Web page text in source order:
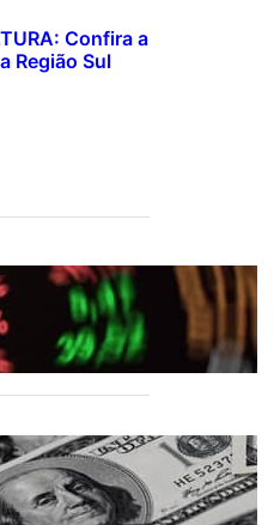
Confira a
Região Sul
último
172.494 pontos
o último pregão
5,08